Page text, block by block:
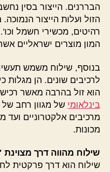
הבררנים. הייצור בסין
הזול ועלות הייצור
רהיטים, מכשירי חשמל
המון מוצרים ישראליים
בנוסף, שילוח משמש
לרכיבים שונים. הן מגלות
הוא זול בהרבה מאשר
בינלאומי של מגוון רחב
מרכיבים אלקטרוניים ועד
מכונות.
שילוח מהווה דרך
שילוח הוא דרך פרקטית